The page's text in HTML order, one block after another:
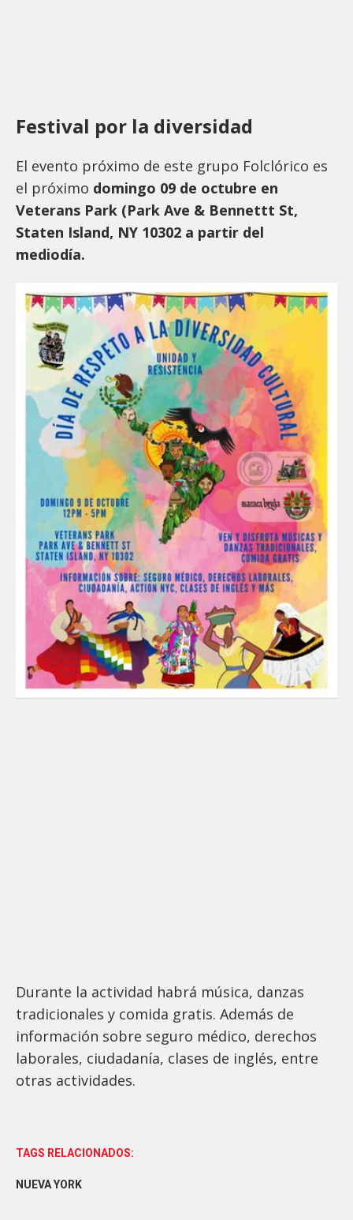
Festival por la diversidad
El evento próximo de este grupo Folclórico es
el próximo domingo 09 de octubre en
Veterans Park (Park Ave & Bennettt St,
Staten Island, NY 10302 a partir del
mediodía.
Durante la actividad habrá música, danzas
tradicionales y comida gratis. Además de
información sobre seguro médico, derechos
laborales, ciudadanía, clases de inglés, entre
otras actividades.
TAGS RELACIONADOS:
NUEVA YORK